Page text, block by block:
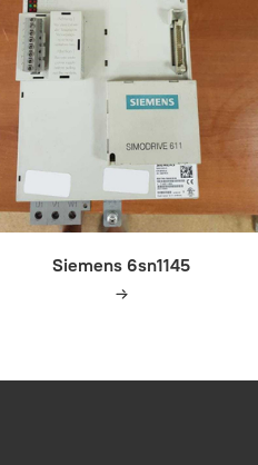
Siemens 6sn1145